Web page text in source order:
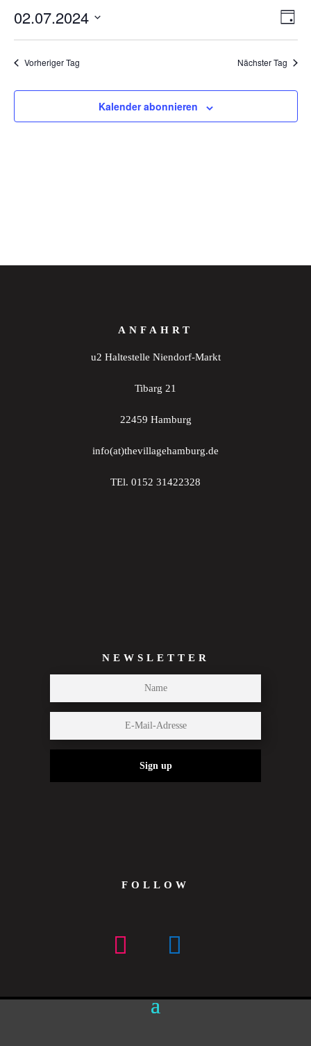
Juli
2024
Tag
02.07.2024
Vorheriger Tag Nächster Tag
Kalender abonnieren
ANFAHRT
u2 Haltestelle Niendorf-Markt
Tibarg 21
22459 Hamburg
info(at)thevillagehamburg.de
TEl. 0152 31422328
NEWSLETTER
Sign up
FOLLOW